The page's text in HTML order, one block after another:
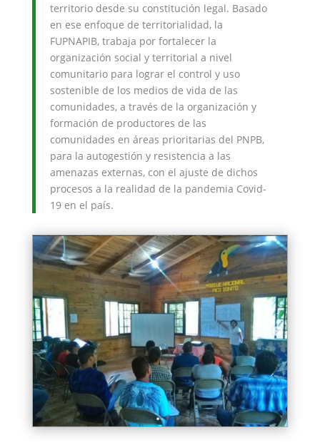
territorio desde su constitución legal. Basado
en ese enfoque de territorialidad, la
FUPNAPIB, trabaja por fortalecer la
organización social y territorial a nivel
comunitario para lograr el control y uso
sostenible de los medios de vida de las
comunidades, a través de la organización y
formación de productores de las
comunidades en áreas prioritarias del PNPB,
para la autogestión y resistencia a las
amenazas externas, con el ajuste de dichos
procesos a la realidad de la pandemia Covid-
19 en el país.